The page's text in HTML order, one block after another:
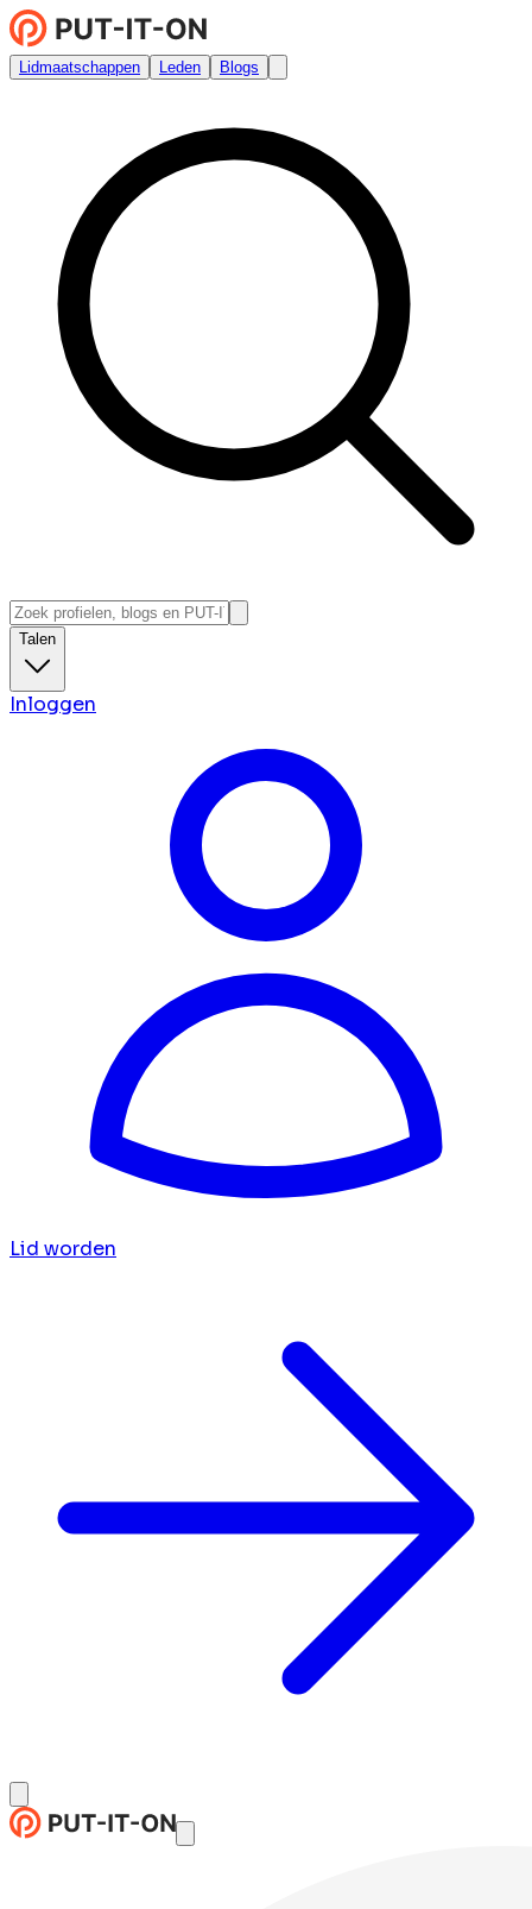
Lidmaatschappen Leden Blogs
Talen
Inloggen
Lid worden